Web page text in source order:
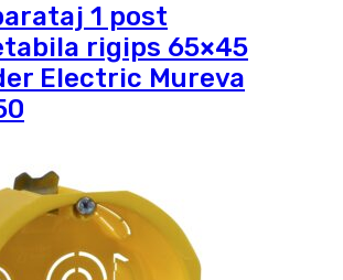
1 post
rigips 65×45
Electric Mureva